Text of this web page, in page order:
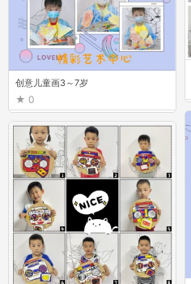
创意儿童画3～7岁
0